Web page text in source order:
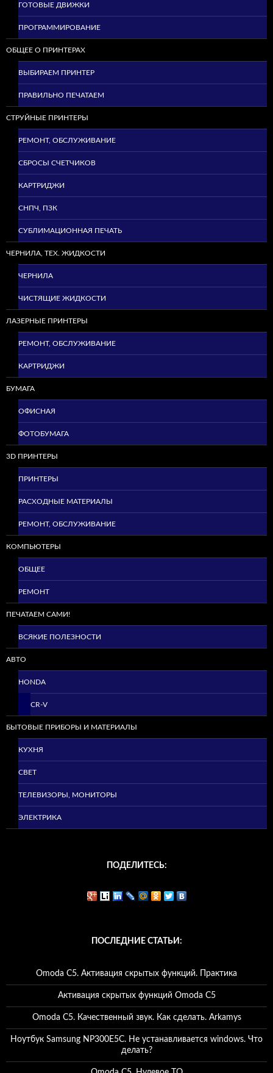
ГОТОВЫЕ ДВИЖКИ
ПРОГРАММИРОВАНИЕ
ОБЩЕЕ О ПРИНТЕРАХ
ВЫБИРАЕМ ПРИНТЕР
ПРАВИЛЬНО ПЕЧАТАЕМ
СТРУЙНЫЕ ПРИНТЕРЫ
РЕМОНТ, ОБСЛУЖИВАНИЕ
СБРОСЫ СЧЕТЧИКОВ
КАРТРИДЖИ
СНПЧ, ПЗК
СУБЛИМАЦИОННАЯ ПЕЧАТЬ
ЧЕРНИЛА, ТЕХ. ЖИДКОСТИ
ЧЕРНИЛА
ЧИСТЯЩИЕ ЖИДКОСТИ
ЛАЗЕРНЫЕ ПРИНТЕРЫ
РЕМОНТ, ОБСЛУЖИВАНИЕ
КАРТРИДЖИ
БУМАГА
ОФИСНАЯ
ФОТОБУМАГА
3D ПРИНТЕРЫ
ПРИНТЕРЫ
РАСХОДНЫЕ МАТЕРИАЛЫ
РЕМОНТ, ОБСЛУЖИВАНИЕ
КОМПЬЮТЕРЫ
ОБЩЕЕ
РЕМОНТ
ПЕЧАТАЕМ САМИ!
ВСЯКИЕ ПОЛЕЗНОСТИ
АВТО
HONDA
CR-V
БЫТОВЫЕ ПРИБОРЫ И МАТЕРИАЛЫ
КУХНЯ
СВЕТ
ТЕЛЕВИЗОРЫ, МОНИТОРЫ
ЭЛЕКТРИКА
ПОДЕЛИТЕСЬ:
ПОСЛЕДНИЕ СТАТЬИ:
Omoda C5. Активация скрытых функций. Практика
Активация скрытых функций Omoda C5
Omoda C5. Качественный звук. Как сделать. Arkamys
Ноутбук Samsung NP300E5C. Не устанавливается windows. Что
делать?